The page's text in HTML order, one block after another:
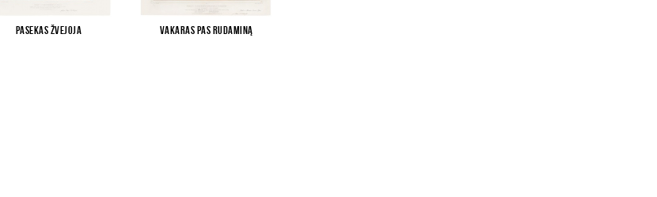
Pasekas žvejoja Vakaras pas Rudaminą